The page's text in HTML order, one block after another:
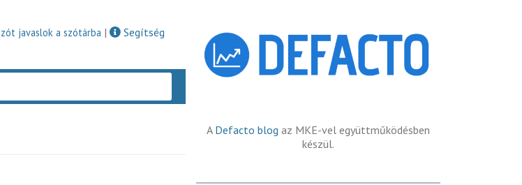
javaslok a szótárba |
Segítség
A Defacto blog az MKE-vel együttműködésben
készül.